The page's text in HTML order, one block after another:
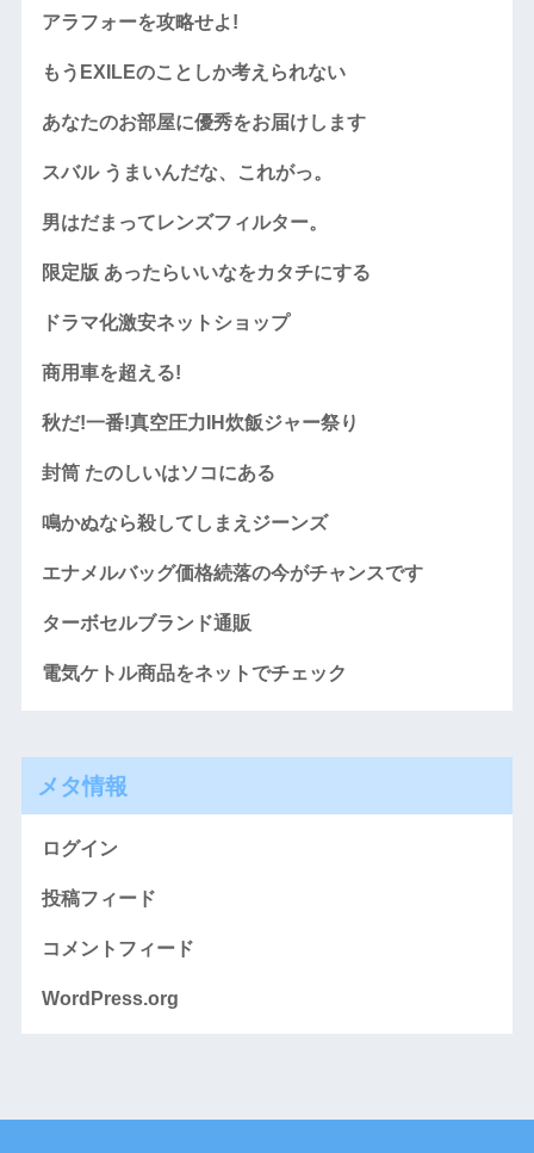
アラフォーを攻略せよ!
もうEXILEのことしか考えられない
あなたのお部屋に優秀をお届けします
スバル うまいんだな、これがっ。
男はだまってレンズフィルター。
限定版 あったらいいなをカタチにする
ドラマ化激安ネットショップ
商用車を超える!
秋だ!一番!真空圧力IH炊飯ジャー祭り
封筒 たのしいはソコにある
鳴かぬなら殺してしまえジーンズ
エナメルバッグ価格続落の今がチャンスです
ターボセルブランド通販
電気ケトル商品をネットでチェック
メタ情報
ログイン
投稿フィード
コメントフィード
WordPress.org